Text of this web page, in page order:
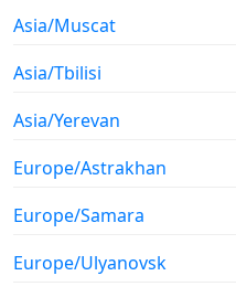
Asia/Muscat
Asia/Tbilisi
Asia/Yerevan
Europe/Astrakhan
Europe/Samara
Europe/Ulyanovsk